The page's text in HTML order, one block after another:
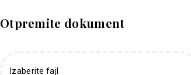
Otpremite dokument
Izaberite fajl